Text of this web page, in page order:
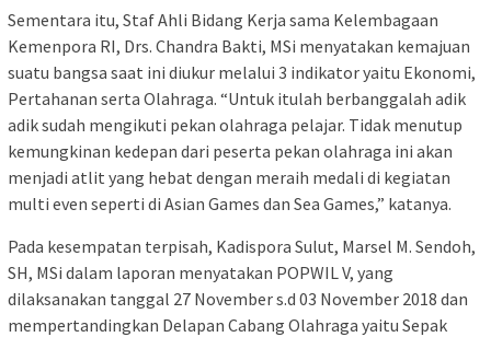
Sementara itu, Staf Ahli Bidang Kerja sama Kelembagaan
Kemenpora RI, Drs. Chandra Bakti, MSi menyatakan kemajuan
suatu bangsa saat ini diukur melalui 3 indikator yaitu Ekonomi,
Pertahanan serta Olahraga. “Untuk itulah berbanggalah adik
adik sudah mengikuti pekan olahraga pelajar. Tidak menutup
kemungkinan kedepan dari peserta pekan olahraga ini akan
menjadi atlit yang hebat dengan meraih medali di kegiatan
multi even seperti di Asian Games dan Sea Games,” katanya.
Pada kesempatan terpisah, Kadispora Sulut, Marsel M. Sendoh,
SH, MSi dalam laporan menyatakan POPWIL V, yang
dilaksanakan tanggal 27 November s.d 03 November 2018 dan
mempertandingkan Delapan Cabang Olahraga yaitu Sepak